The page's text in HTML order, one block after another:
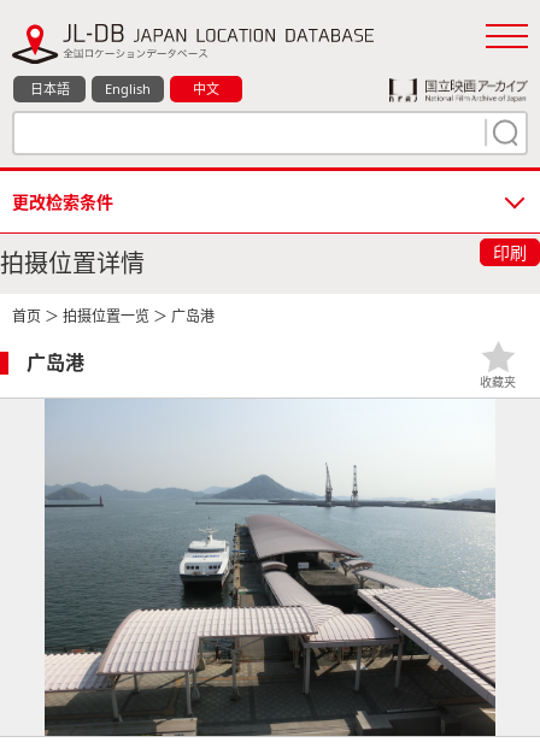
日本語 English 中文
更改检索条件
拍摄位置详情 印刷
首页 ＞ 拍摄位置一览 ＞ 广岛港
广岛港
收藏夹